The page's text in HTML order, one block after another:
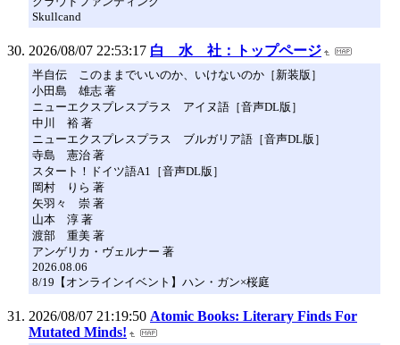
Skullcand
2026/08/07 22:53:17 白 水 社：トップページ
半自伝 このままでいいのか、いけないのか［新装版］
小田島 雄志 著
ニューエクスプレスプラス アイヌ語［音声DL版］
中川 裕 著
ニューエクスプレスプラス ブルガリア語［音声DL版］
寺島 憲治 著
スタート！ドイツ語A1［音声DL版］
岡村 りら 著
矢羽々 崇 著
山本 淳 著
渡部 重美 著
アンゲリカ・ヴェルナー 著
2026.08.06
8/19【オンラインイベント】ハン・ガン×桜庭
2026/08/07 21:19:50 Atomic Books: Literary Finds For
Mutated Minds!